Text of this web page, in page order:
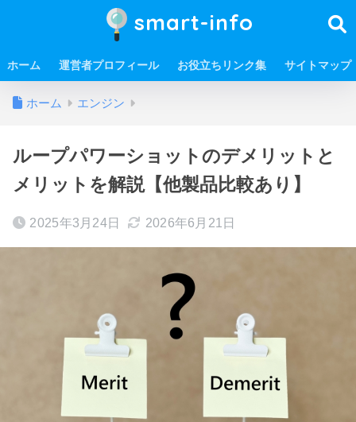
smart-info
ホーム 運営者プロフィール お役立ちリンク集 サイトマップ
ホーム エンジン
ループパワーショットのデメリットと
メリットを解説【他製品比較あり】
2025年3月24日 2026年6月21日